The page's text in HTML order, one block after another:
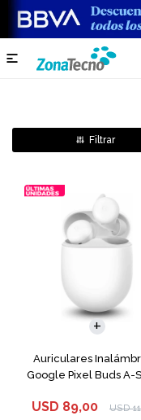

Auriculares
Google Pixel Buds A-
USD 89,00 USD